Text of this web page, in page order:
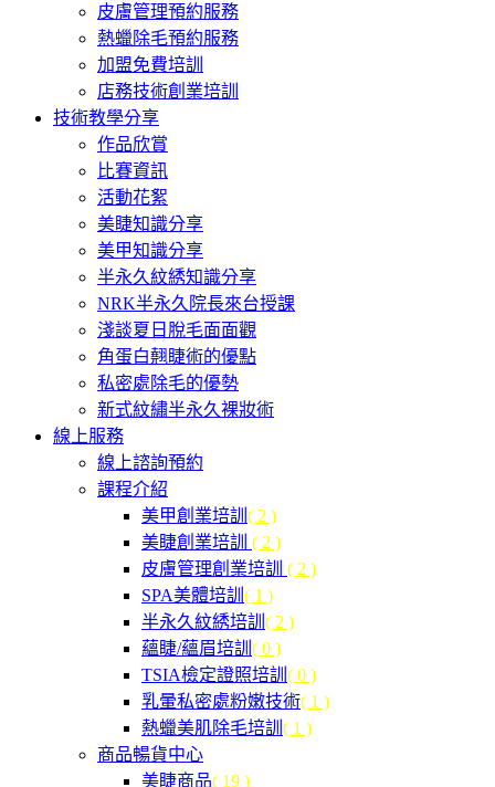
皮膚管理預約服務
熱蠟除毛預約服務
加盟免費培訓
店務技術創業培訓
技術教學分享
作品欣賞
比賽資訊
活動花絮
美睫知識分享
美甲知識分享
半永久紋綉知識分享
NRK半永久院長來台授課
淺談夏日脫毛面面觀
角蛋白翹睫術的優點
私密處除毛的優勢
新式紋繡半永久裸妝術
線上服務
線上諮詢預約
課程介紹
美甲創業培訓 ( 2 )
美睫創業培訓 ( 2 )
皮膚管理創業培訓 ( 2 )
SPA美體培訓 ( 1 )
半永久紋綉培訓 ( 2 )
蘊睫/蘊眉培訓 ( 0 )
TSIA檢定證照培訓 ( 0 )
乳暈私密處粉嫩技術( 1 )
熱蠟美肌除毛培訓 ( 1 )
商品暢貨中心
美睫商品( 19 )